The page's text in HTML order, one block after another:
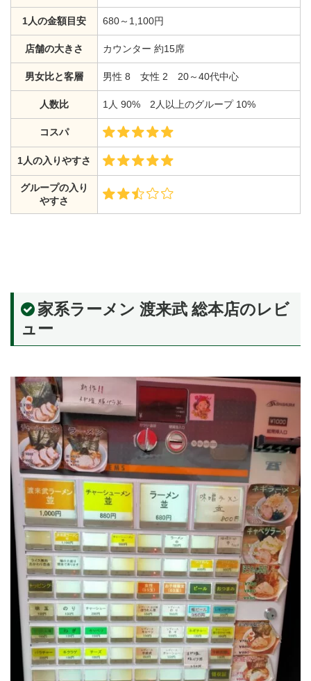
1人の金額目安 680～1,100円
店舗の大きさ カウンター 約15席
男女比と客層 男性 8 女性 2 20～40代中心
人数比 1人 90% 2人以上のグループ 10%
コスパ
1人の入りやすさ
グループの入り
やすさ
家系ラーメン 渡来武 総本店のレビ
ュー